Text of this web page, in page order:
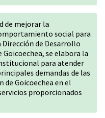
de mejorar la
social para
de Desarrollo
se elabora la
para atender
demandas de las
de Goicoechea en el
proporcionados